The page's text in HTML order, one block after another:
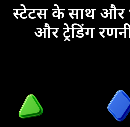
स्टेटस के साथ और
और ट्रेडिंग